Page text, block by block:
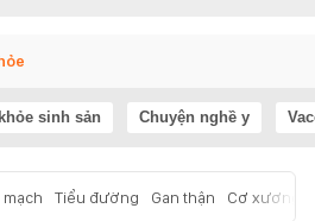
sinh sản Chuyện nghề y
mạch Tiểu đường Gan thận Cơ xương